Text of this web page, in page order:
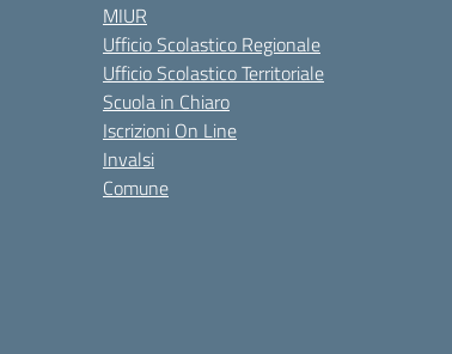
MIUR
Ufficio Scolastico Regionale
Ufficio Scolastico Territoriale
Scuola in Chiaro
Iscrizioni On Line
Invalsi
Comune